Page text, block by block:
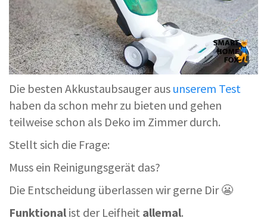
Die besten Akkustaubsauger aus unserem Test
haben da schon mehr zu bieten und gehen
teilweise schon als Deko im Zimmer durch.
Stellt sich die Frage:
Muss ein Reinigungsgerät das?
Die Entscheidung überlassen wir gerne Dir 😬
Funktional ist der Leifheit allemal.